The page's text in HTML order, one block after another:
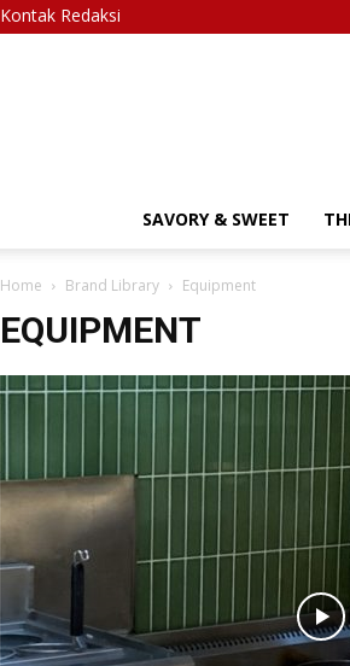
Kontak Redaksi
SAVORY & SWEET
Home Brand Library Equipment
EQUIPMENT